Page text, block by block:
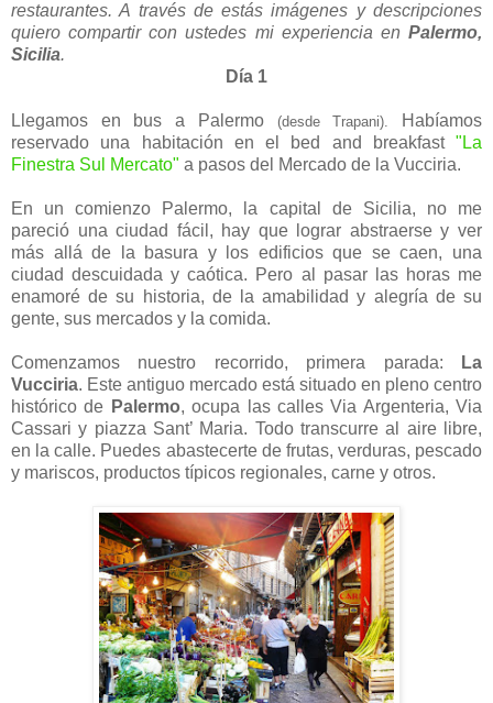
restaurantes. A través de estás imágenes y descripciones
quiero compartir con ustedes mi experiencia en Palermo,
Sicilia.
Día 1
Llegamos en bus a Palermo (desde Trapani).
Habíamos
reservado una habitación en el bed and breakfast "La
Finestra Sul Mercato" a pasos del Mercado de la Vucciria.
En un comienzo Palermo, la capital de Sicilia, no me
pareció una ciudad fácil, hay que lograr abstraerse y ver
más allá de la basura y los edificios que se caen, una
ciudad descuidada y caótica. Pero al pasar las horas me
enamoré de su historia, de la amabilidad y alegría de su
gente, sus mercados y la comida.
Comenzamos nuestro recorrido, primera parada:
La
Vucciria. Este antiguo mercado está situado en pleno centro
histórico de Palermo, ocupa las calles Via Argenteria, Via
Cassari y piazza Sant’ Maria. Todo transcurre al aire libre,
en la calle. Puedes abastecerte de frutas, verduras, pescado
y mariscos, productos típicos regionales, carne y otros.